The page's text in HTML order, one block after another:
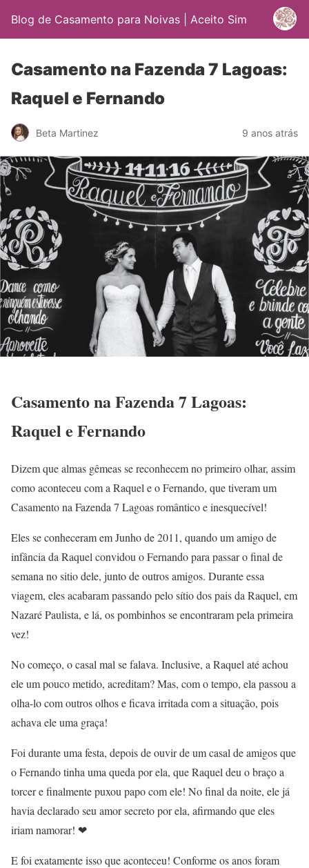
Blog de Casamento para Noivas | Aceito Sim
Casamento na Fazenda 7 Lagoas:
Raquel e Fernando
Beta Martinez 9 anos atrás
Casamento na Fazenda 7 Lagoas:
Raquel e Fernando
Dizem que almas gêmeas se reconhecem no primeiro olhar, assim
como aconteceu com a Raquel e o Fernando, que tiveram um
Casamento na Fazenda 7 Lagoas romântico e inesquecível!
Eles se conheceram em Junho de 2011, quando um amigo de
infância da Raquel convidou o Fernando para passar o final de
semana no sitio dele, junto de outros amigos. Durante essa
viagem, eles acabaram passando pelo sítio dos pais da Raquel, em
Nazaré Paulista, e lá, os pombinhos se encontraram pela primeira
vez!
No começo, o casal mal se falava. Inclusive, a Raquel até achou
ele um pouco metido, acreditam? Mas, com o tempo, ela passou a
olha-lo com outros olhos e ficava irritada com a situação, pois
achava ele uma graça!
Foi durante uma festa, depois de ouvir de um casal de amigos que
o Fernando tinha uma queda por ela, que Raquel deu o braço a
torcer e finalmente puxou papo com ele! No final da noite, ele já
havia declarado seu amor secreto por ela, afirmando que eles
iriam namorar! ❤
E foi exatamente isso que aconteceu! Conforme os anos foram